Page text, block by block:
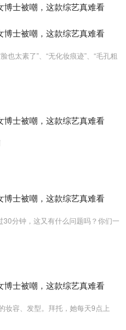
太素了”、“无化妆痕迹”、“毛孔粗
分钟，这又有什么问题吗？你们一
妆容、发型。拜托，她每天9点上